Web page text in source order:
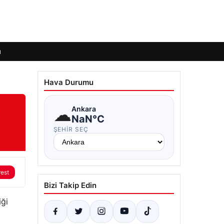
Hava Durumu
☁Ankara
NaN°C
ŞEHIR SEÇ
Bizi Takip Edin